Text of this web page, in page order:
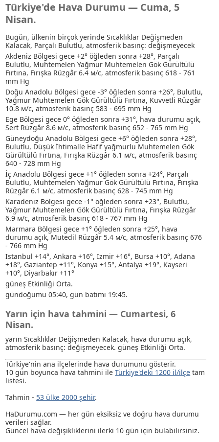
Türkiye'de Hava Durumu — Cuma, 5
Nisan.
Bugün, ülkenin birçok yerinde Sıcaklıklar Değişmeden
Kalacak, Parçalı Bulutlu, atmosferik basınç: değişmeyecek
Akdeniz Bölgesi gece +2° öğleden sonra +28°, Parçalı
Bulutlu, Muhtemelen Yağmur Muhtemelen Gök Gürültülü
Fırtına, Fırışka Rüzgâr 6.4 м/с, atmosferik basınç 618 - 761
mm Hg
Doğu Anadolu Bölgesi gece -3° öğleden sonra +26°, Bulutlu,
Yağmur Muhtemelen Gök Gürültülü Fırtına, Kuvvetli Rüzgâr
10.8 м/с, atmosferik basınç 583 - 695 mm Hg
Ege Bölgesi gece 0° öğleden sonra +31°, hava durumu açık,
Sert Rüzgâr 8.6 м/с, atmosferik basınç 652 - 765 mm Hg
Güneydoğu Anadolu Bölgesi gece +6° öğleden sonra +28°,
Bulutlu, Düşük İhtimalle Hafif yağmurlu Muhtemelen Gök
Gürültülü Fırtına, Fırışka Rüzgâr 6.1 м/с, atmosferik basınç
640 - 728 mm Hg
İç Anadolu Bölgesi gece +1° öğleden sonra +24°, Parçalı
Bulutlu, Muhtemelen Yağmur Gök Gürültülü Fırtına, Fırışka
Rüzgâr 6.1 м/с, atmosferik basınç 628 - 745 mm Hg
Karadeniz Bölgesi gece -1° öğleden sonra +23°, Bulutlu,
Yağmur Muhtemelen Gök Gürültülü Fırtına, Fırışka Rüzgâr
6.9 м/с, atmosferik basınç 618 - 767 mm Hg
Marmara Bölgesi gece +1° öğleden sonra +25°, hava
durumu açık, Mutedil Rüzgâr 5.4 м/с, atmosferik basınç 676
- 766 mm Hg
Istanbul +14°, Ankara +16°, Izmir +16°, Bursa +10°, Adana
+18°, Gaziantep +11°, Konya +15°, Antalya +19°, Kayseri
+10°, Diyarbakır +11°
güneş Etkinliği Orta.
gündoğumu 05:40, gün batımı 19:45.
Yarın için hava tahmini — Cumartesi, 6
Nisan.
yarın Sıcaklıklar Değişmeden Kalacak, hava durumu açık,
atmosferik basınç: değişmeyecek. güneş Etkinliği Orta.
Türkiye'nin ana ilçelerinde hava durumunu gösterir.
10 gün boyunca hava tahmini ileTürkiye'deki 1200 il/ilçe tam
listesi.
Tahmin - 53 ülke 2000 şehir.
HaDurumu.com — her gün eksiksiz ve doğru hava durumu
verileri sağlar.
Güncel hava değişikliklerini ilerki 10 gün için bulabilirsiniz.